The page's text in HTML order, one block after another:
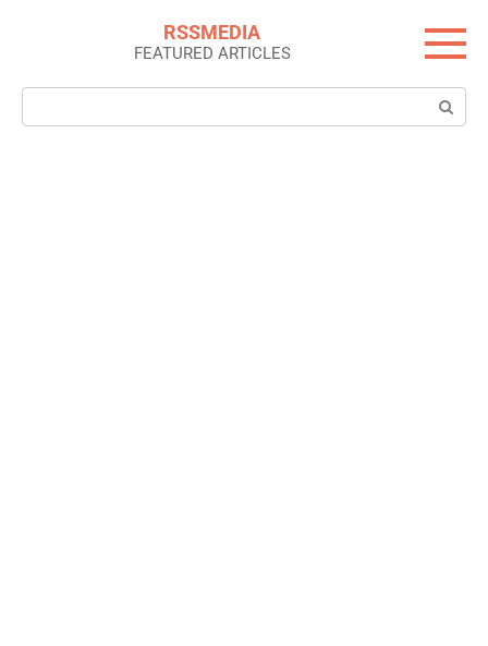
RSSMEDIA
FEATURED ARTICLES
Search: